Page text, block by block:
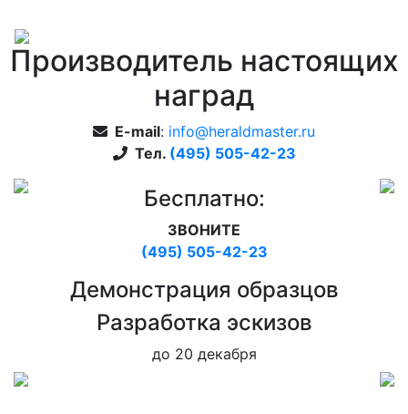
Производитель настоящих
наград
E-mail: info@heraldmaster.ru
Тел. (495) 505-42-23
Бесплатно:
ЗВОНИТЕ
(495) 505-42-23
Дeмонстрация образцов
Pазработка эскизов
до 20 декабря